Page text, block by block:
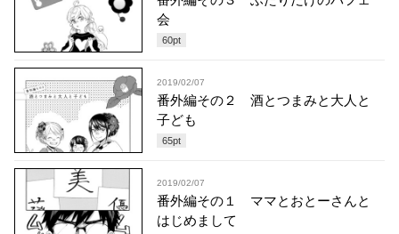
会
60pt
2019/02/07
番外編その２ 酒とつまみと大人と
子ども
65pt
2019/02/07
番外編その１ ママとおとーさんと
はじめまして